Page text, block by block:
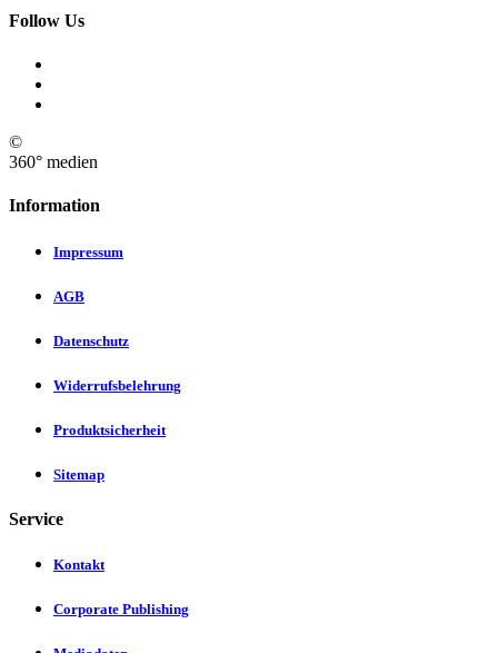
Follow Us
©
360° medien
Information
Impressum
AGB
Datenschutz
Widerrufsbelehrung
Produktsicherheit
Sitemap
Service
Kontakt
Corporate Publishing